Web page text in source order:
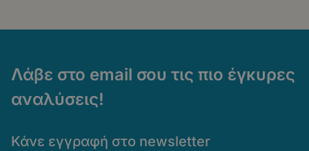
Λάβε στο email σου τις πιο έγκυρες
αναλύσεις!
Κάνε εγγραφή στο newsletter